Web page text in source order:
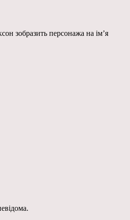
зобразить персонажа на ім’я